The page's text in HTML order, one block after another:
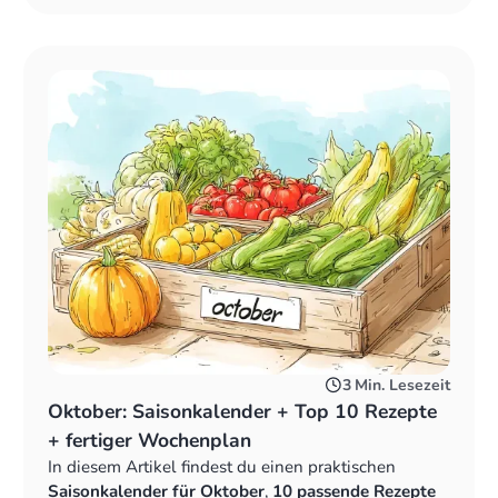
3 Min. Lesezeit
Oktober: Saisonkalender + Top 10 Rezepte
+ fertiger Wochenplan
In diesem Artikel findest du einen praktischen
Saisonkalender für Oktober, 10 passende Rezepte